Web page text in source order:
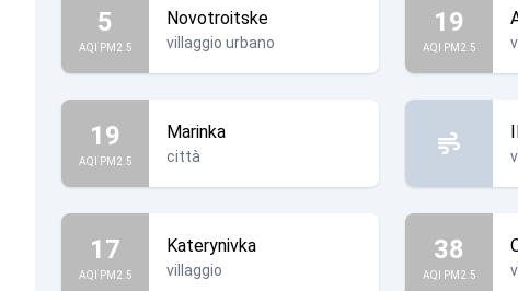
5
AQI PM2.5
Novotroitske
villaggio urbano
19
AQI PM2.5
19
AQI PM2.5
Marinka
città
17
AQI PM2.5
Katerynivka
villaggio
38
AQI PM2.5